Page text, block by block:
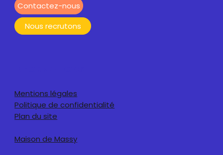
Contactez-nous
Nous recrutons
Mentions légales
Politique de confidentialité
Plan du site
Maison de Massy